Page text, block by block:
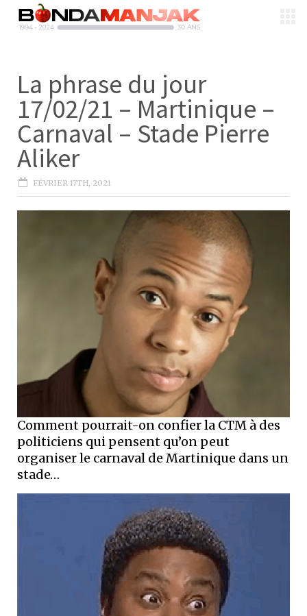
La phrase du jour
17/02/21 – Martinique –
Carnaval – Stade Pierre
Aliker
FÉVRIER 17TH, 2021
Comment pourrait-on confier la CTM à des
politiciens qui pensent qu’on peut
organiser le carnaval de Martinique dans un
stade…